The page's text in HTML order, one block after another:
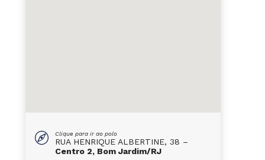
Clique para ir ao polo
RUA HENRIQUE ALBERTINE, 38 –
Centro 2, Bom Jardim/RJ